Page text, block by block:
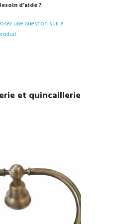
d'aide ?
une question sur le
et quincaillerie